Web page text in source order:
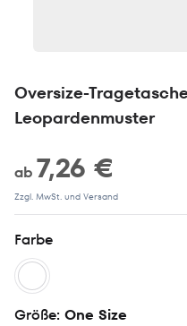
Oversize-
Leopardenmuster
ab 7,26 €
Zzgl. MwSt. und Versand
Farbe
Größe: One Size